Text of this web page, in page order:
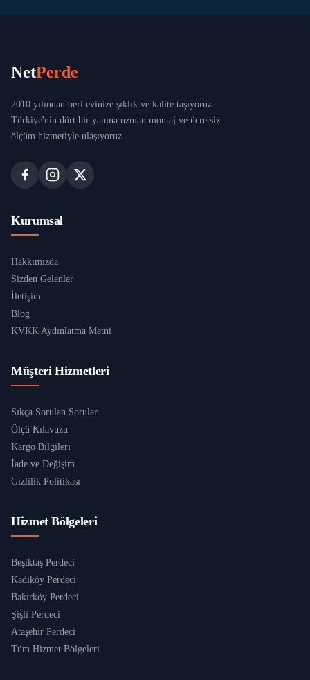
NetPerde
2010 yılından beri evinize şıklık ve kalite taşıyoruz.
Türkiye'nin dört bir yanına uzman montaj ve ücretsiz
ölçüm hizmetiyle ulaşıyoruz.
Kurumsal
Hakkımızda
Sizden Gelenler
İletişim
Blog
KVKK Aydınlatma Metni
Müşteri Hizmetleri
Sıkça Sorulan Sorular
Ölçü Kılavuzu
Kargo Bilgileri
İade ve Değişim
Gizlilik Politikası
Hizmet Bölgeleri
Beşiktaş Perdeci
Kadıköy Perdeci
Bakırköy Perdeci
Şişli Perdeci
Ataşehir Perdeci
Tüm Hizmet Bölgeleri